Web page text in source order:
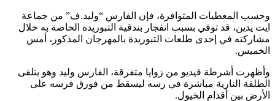
وحسب المعطيات المتوافرة، فإن الفارس “وليد.ف” من جماعة
ايت يدين، قد توفي بسبب انفجار بندقية التبوريدة الخاصة به خلال
مشاركته في إحدى طلعات التبوريدة بالمهرجان المذكور، أمس
الخميس.
وأظهرت أشرطة فيديو من زوايا متفرقة، الفارس وليد وهو يتلقى
الطلقة النارية مباشرة في رسه ليسقط من فورق فرسه على
الأرض بين أقدام الخيول.